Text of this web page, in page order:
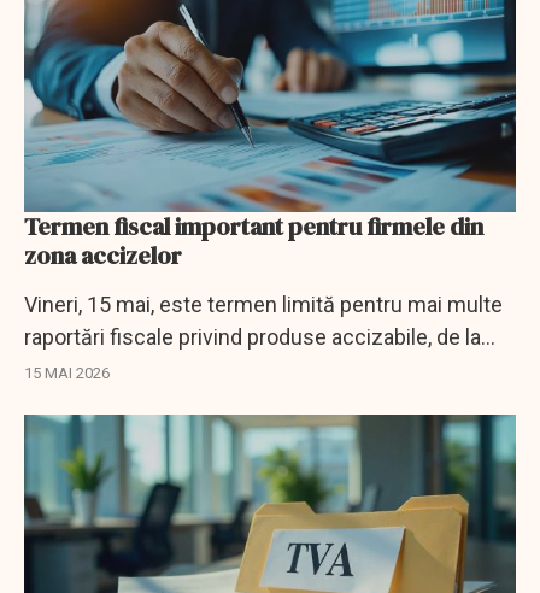
Termen fiscal important pentru firmele din
zona accizelor
Vineri, 15 mai, este termen limită pentru mai multe
raportări fiscale privind produse accizabile, de la
tutun și alcool până la bere, vin și combustibili.
15 MAI 2026